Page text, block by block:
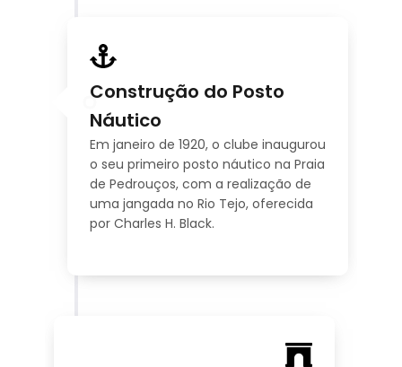
Construção do Posto
Náutico
Em janeiro de 1920, o clube inaugurou
o seu primeiro posto náutico na Praia
de Pedrouços, com a realização de
uma jangada no Rio Tejo, oferecida
por Charles H. Black.